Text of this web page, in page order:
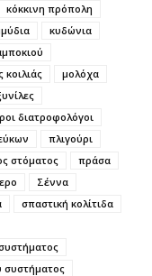
κόκκινη πρόπολη
κυδώνια
κοιλιάς
μολόχα
διατροφολόγοι
πλιγούρι
στόματος
πράσα
Σέννα
σπαστική κολίτιδα
συστήματος